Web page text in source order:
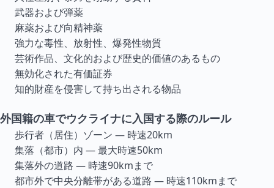
武器および弾薬
麻薬および向精神薬
強力な毒性、放射性、爆発性物質
芸術作品、文化的および歴史的価値のあるもの
無効化された有価証券
知的財産を侵害して持ち出される物品
外国籍の車でウクライナに入国する際のルール
歩行者（居住）ゾーン — 時速20km
集落（都市）内 — 最大時速50km
集落外の道路 — 時速90kmまで
都市外で中央分離帯がある道路 — 時速110kmまで